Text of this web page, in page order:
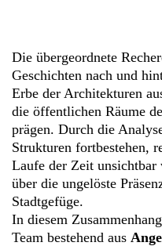
Die übergeordnete
Geschichten nach und
Erbe der Architekturen
die öffentlichen Räume
prägen. Durch die
Strukturen fortbestehen,
Laufe der Zeit unsichtbar
über die ungelöste
Stadtgefüge.
In diesem
Team bestehend aus